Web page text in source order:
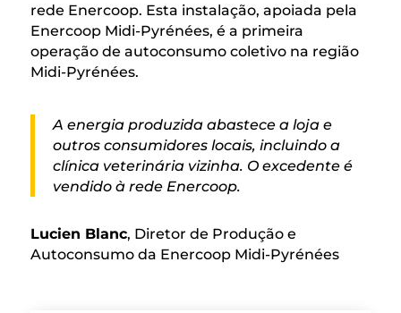
rede Enercoop. Esta instalação, apoiada pela
Enercoop Midi-Pyrénées, é a primeira
operação de autoconsumo coletivo na região
Midi-Pyrénées.
A energia produzida abastece a loja e
outros consumidores locais, incluindo a
clínica veterinária vizinha. O excedente é
vendido à rede Enercoop.
Lucien Blanc, Diretor de Produção e
Autoconsumo da Enercoop Midi-Pyrénées